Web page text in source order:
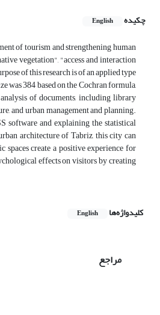
چکیده
English
of tourism and strengthening human
vegetation", "access and interaction
of this research is of an applied type
was 384 based on the Cochran formula,
of documents, including library
and urban management and planning.
software and explaining the statistical
architecture of Tabriz, this city can
create a positive experience for
effects on visitors by creating
کلیدواژه‌ها English
مراجع